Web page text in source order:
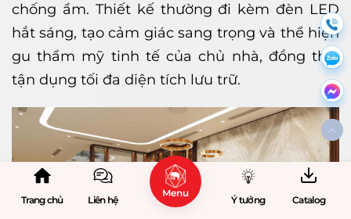
chống ẩm. Thiết kế thường đi kèm đèn LED
hắt sáng, tạo cảm giác sang trọng và thể hiện
gu thẩm mỹ tinh tế của chủ nhà, đồng thời
tận dụng tối đa diện tích lưu trữ.
Trang chủ Liên hệ
Menu
Ý tưởng Catalog